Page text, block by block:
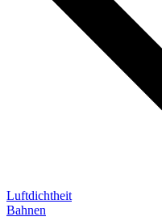
Luftdichtheit
Bahnen